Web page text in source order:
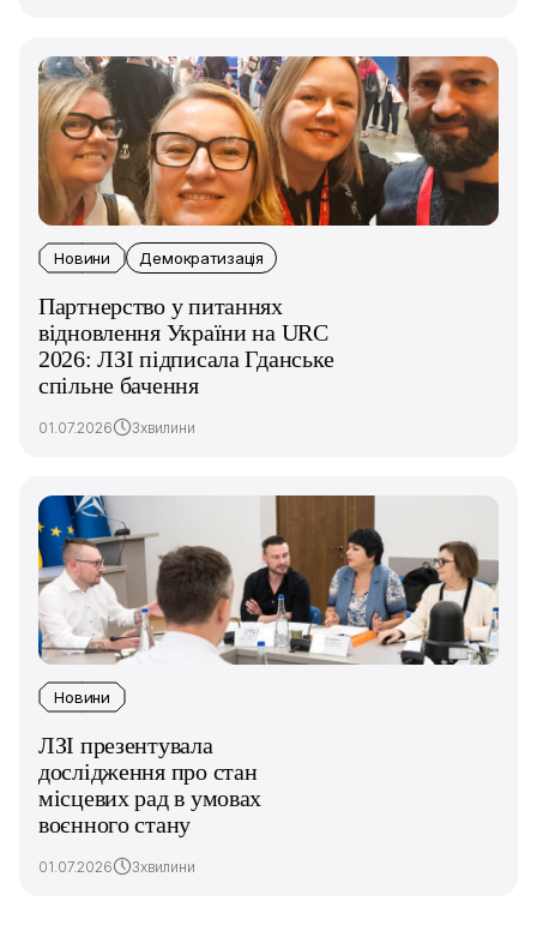
Новини Демократизація
Партнерство у питаннях
відновлення України на URC
2026: ЛЗІ підписала Гданське
спільне бачення
01.07.2026 3хвилини
Новини
ЛЗІ презентувала
дослідження про стан
місцевих рад в умовах
воєнного стану
01.07.2026 3хвилини